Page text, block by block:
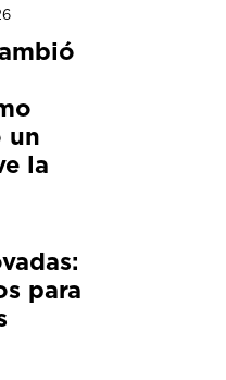
un
la
para